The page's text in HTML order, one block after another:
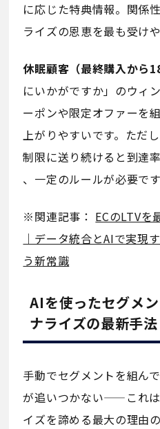
に応じた特典情報。関係
ライズの恩恵を最も受けや
休眠顧客（最終購入から
にいかがですか」のウィ
ーポンや限定オファーを
上がりやすいです。ただ
制限に送り続けると到達
、一定のルールが必要です
※関連記事： ECのLTVを
｜データ統合とAIで実現
う新常識
AIを使ったセグメ
ナライズの最新手法
手動でセグメントを組ん
が追いつかない——これは
イズを諦める最大の理由